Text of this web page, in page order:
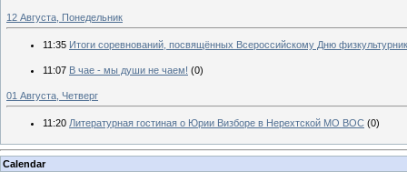
12 Августа, Понедельник
11:35 Итоги соревнований, посвящённых Всероссийскому Дню
11:07 В чае - мы души не чаем! (0)
01 Августа, Четверг
11:20 Литературная гостиная о Юрии Визборе в Нерехтской МО ВОС (0)
Calendar